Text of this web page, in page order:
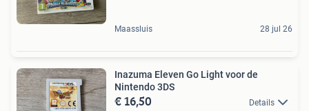
Maassluis 28 jul 26
Inazuma Eleven Go Light voor de
Nintendo 3DS
€ 16,50 Details